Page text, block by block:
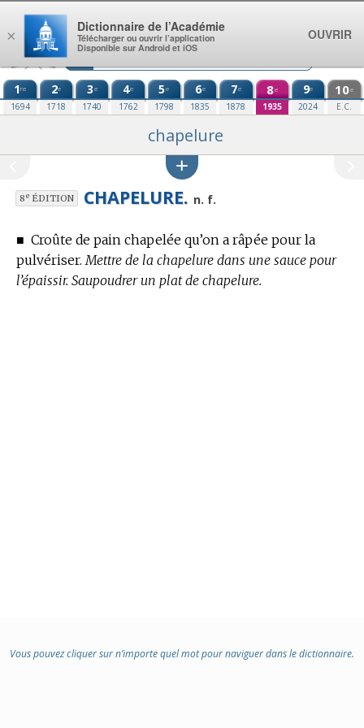
Aller au contenu
1re
1694
2e
1718
3e
1740
4e
1762
5e
1798
6e
1835
7e
1878
8e
1935
9e
2024
10e
E.C.
chapelure
8eÉDITION CHAPELURE. n. f.
■ Croûte de pain chapelée qu’on a râpée pour la
pulvériser. Mettre de la chapelure dans une sauce pour
l’épaissir. Saupoudrer un plat de chapelure.
Vous pouvez cliquer sur n’importe quel mot pour naviguer dans le dictionnaire.
×
Dictionnaire de l’Académie
Télécharger ou ouvrir l’application
Disponible sur Android et iOS
OUVRIR